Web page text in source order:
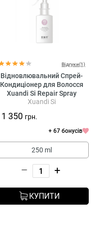
Відгуки(1)
Відновлювальний Спрей-
Кондиціонер для Волосся
Xuandi Si Repair Spray
Conditioner
Xuandi Si
1 350 грн.
+ 67 бонусів
250 ml
– +
КУПИТИ